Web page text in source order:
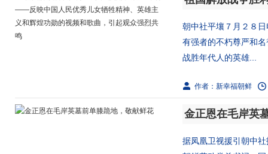
朝中社平壤７月２８
有强者的不朽尊严和
战胜年代人的英雄...
作者：新幸福朝鲜
金正恩在毛岸英
据凤凰卫视援引朝中